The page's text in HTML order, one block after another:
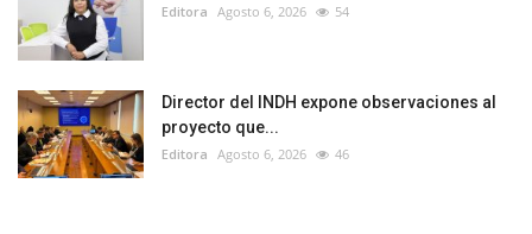
Editora Agosto 6, 2026 54
Director del INDH expone observaciones al
proyecto que...
Editora Agosto 6, 2026 46